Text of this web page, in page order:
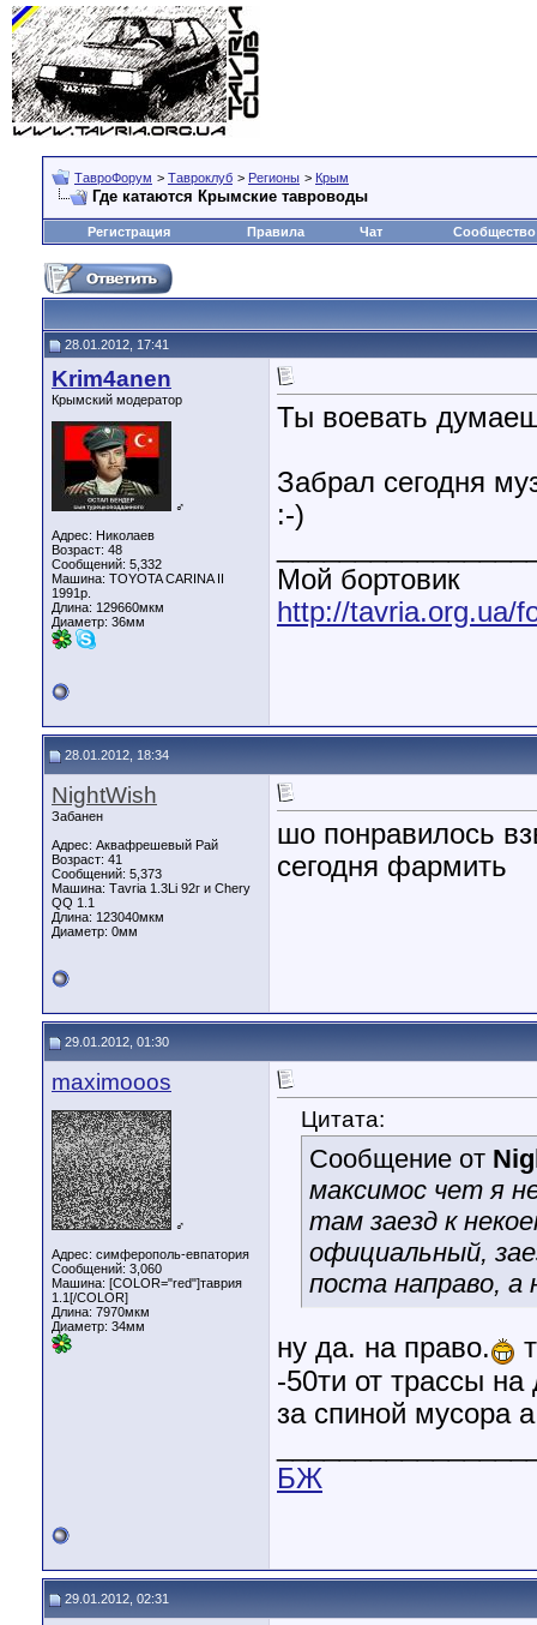
ТавроФорум > Тавроклуб > Регионы > Крым
Где катаются Крымские тавроводы
Регистрация Правила Чат Сообщество
28.01.2012, 17:41
Krim4anen
Крымский модератор
♂
Адрес: Николаев
Возраст: 48
Сообщений: 5,332
Машина: TOYOTA CARINA II
1991р.
Длина: 129660мкм
Диаметр: 36мм
Ты воевать
Забрал сегодня
:-)
Мой бортовик
http://tavria.org.ua/
28.01.2012, 18:34
NightWish
Забанен
Адрес: Аквафрешевый Рай
Возраст: 41
Сообщений: 5,373
Машина: Таvria 1.3Li 92г и Chery
QQ 1.1
Длина: 123040мкм
Диаметр: 0мм
шо понравилось
сегодня фармить
29.01.2012, 01:30
maximooos
♂
Адрес: симферополь-евпатория
Сообщений: 3,060
Машина: [COLOR="red"]таврия
1.1[/COLOR]
Длина: 7970мкм
Диаметр: 34мм
Цитата:
Сообщение от
максимос чет я
там заезд к
официальный,
поста направо, а
ну да. на право.
-50ти от трассы
за спиной мусора
БЖ
29.01.2012, 02:31